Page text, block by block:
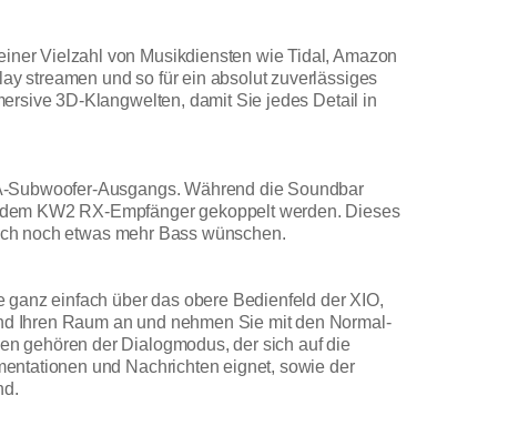
Vielzahl von Musikdiensten wie Tidal, Amazon
streamen und so für ein absolut zuverlässiges
3D-Klangwelten, damit Sie jedes Detail in
Ausgangs. Während die Soundbar
KW2 RX-Empfänger gekoppelt werden. Dieses
noch etwas mehr Bass wünschen.
einfach über das obere Bedienfeld der XIO,
Ihren Raum an und nehmen Sie mit den Normal-
gehören der Dialogmodus, der sich auf die
und Nachrichten eignet, sowie der